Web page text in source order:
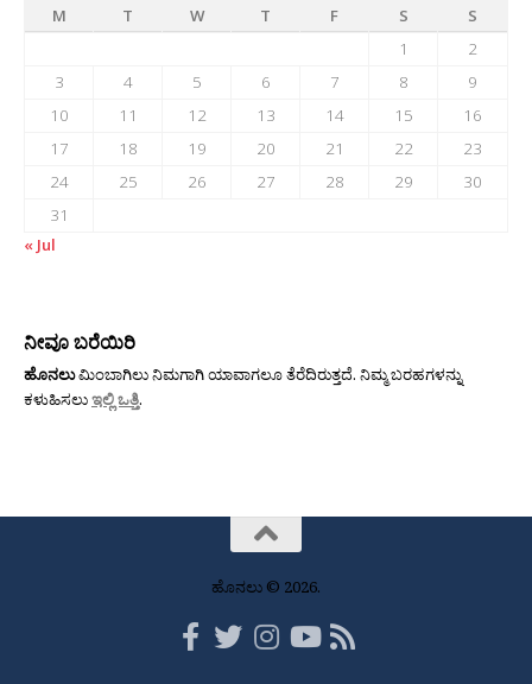
M
T W T F S
S
1
2
3
4 5 6 7 8
9
10
11 12 13 14 15
16
17
18 19 20 21 22
23
24
25 26 27 28 29
30
31
« Jul
ನೀವೂ ಬರೆಯಿರಿ
ಹೊನಲುಮಿಂಬಾಗಿಲು ನಿಮಗಾಗಿ ಯಾವಾಗಲೂ ತೆರೆದಿರುತ್ತದೆ. ನಿಮ್ಮ ಬರಹಗಳನ್ನು
ಕಳುಹಿಸಲುಇಲ್ಲಿ ಒತ್ತಿ.
ಹೊನಲು © 2026.